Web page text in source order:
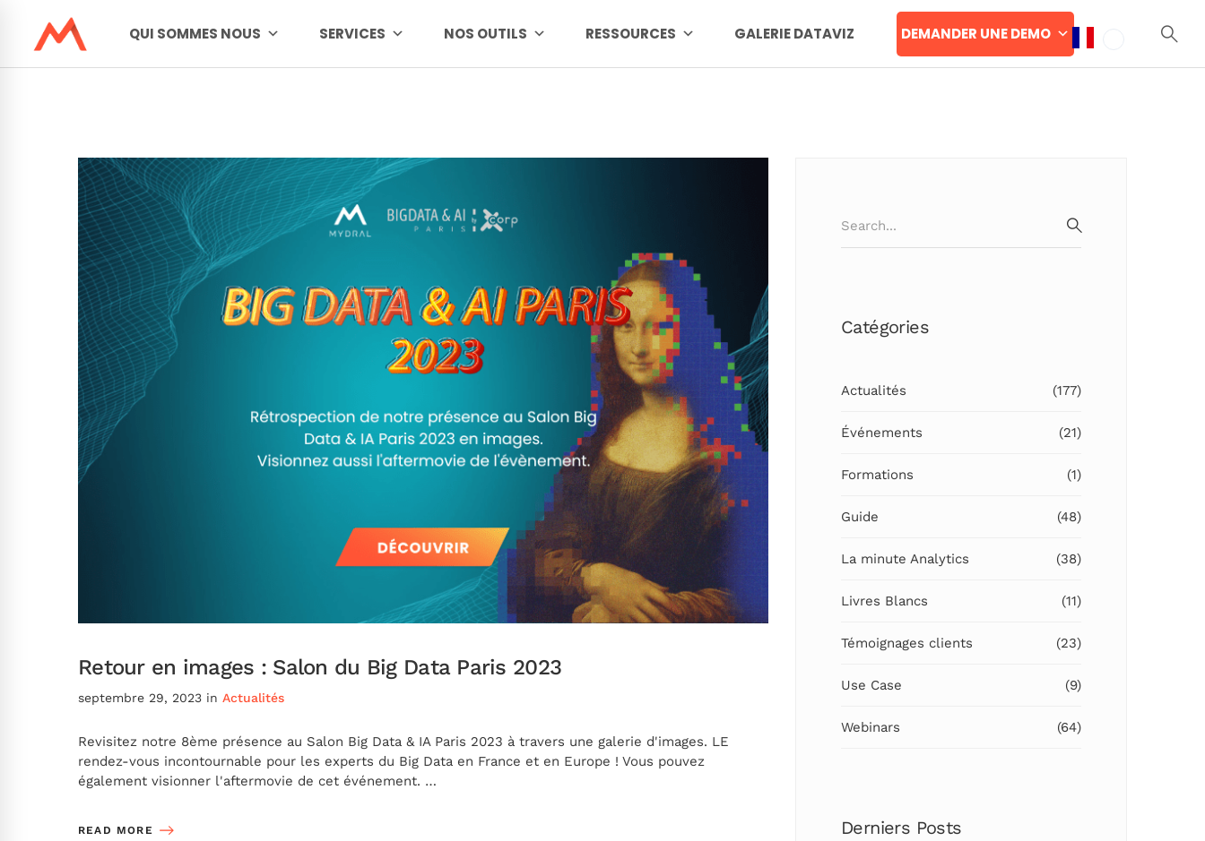
QUI SOMMES NOUS SERVICES NOS OUTILS RESSOURCES GALERIE DATAVIZ DEMANDER UNE DEMO
Retour en images : Salon du Big Data Paris 2023
septembre 29, 2023 in Actualités
Revisitez notre 8ème présence au Salon Big Data & IA Paris 2023 à travers une galerie d'images. LE
rendez-vous incontournable pour les experts du Big Data en France et en Europe ! Vous pouvez
également visionner l'aftermovie de cet événement. …
READ MORE
for:
Catégories
Actualités (177)
Événements (21)
Formations (1)
Guide (48)
La minute Analytics (38)
Livres Blancs (11)
Témoignages clients (23)
Use Case (9)
Webinars (64)
Derniers Posts